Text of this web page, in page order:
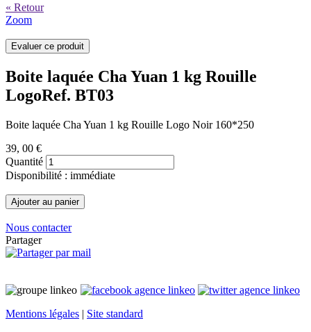
« Retour
Zoom
Boite laquée Cha Yuan 1 kg Rouille
LogoRef. BT03
Boite laquée Cha Yuan 1 kg Rouille Logo Noir 160*250
39, 00 €
Quantité
Disponibilité : immédiate
Nous contacter
Partager
Mentions légales | Site standard